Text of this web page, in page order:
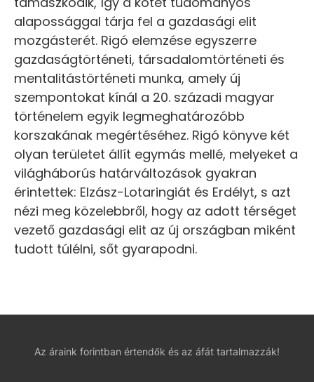
alapossággal tárja fel a gazdasági elit
mozgásterét. Rigó elemzése egyszerre
gazdaságtörténeti, társadalomtörténeti és
mentalitástörténeti munka, amely új
szempontokat kínál a 20. századi magyar
történelem egyik legmeghatározóbb
korszakának megértéséhez. Rigó könyve két
olyan területet állít egymás mellé, melyeket a
világháborús határváltozások gyakran
érintettek: Elzász-Lotaringiát és Erdélyt, s azt
nézi meg közelebbről, hogy az adott térséget
vezető gazdasági elit az új országban miként
tudott túlélni, sőt gyarapodni.
Az áraink forintban értendők és az áfát tartalmazzák!